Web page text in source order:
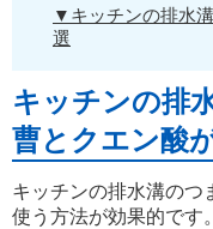
▼キッチンの排水
選
キッチンの排
曹とクエン酸
キッチンの排水溝のつ
使う方法が効果的です